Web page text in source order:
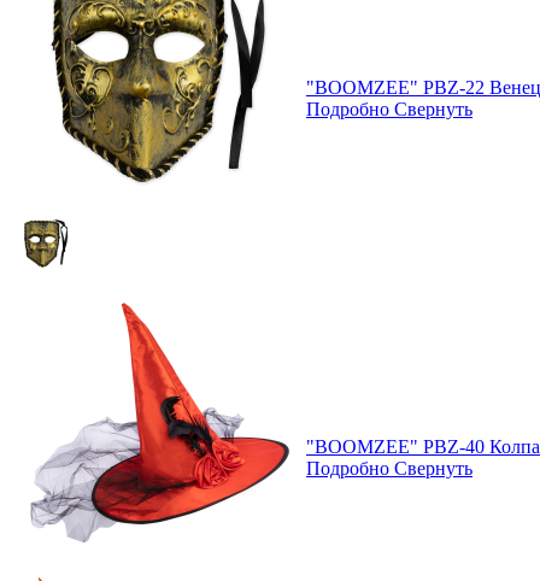
"BOOMZEE" PBZ-22
Подробно Свернуть
"BOOMZEE" PBZ-40
Подробно Свернуть